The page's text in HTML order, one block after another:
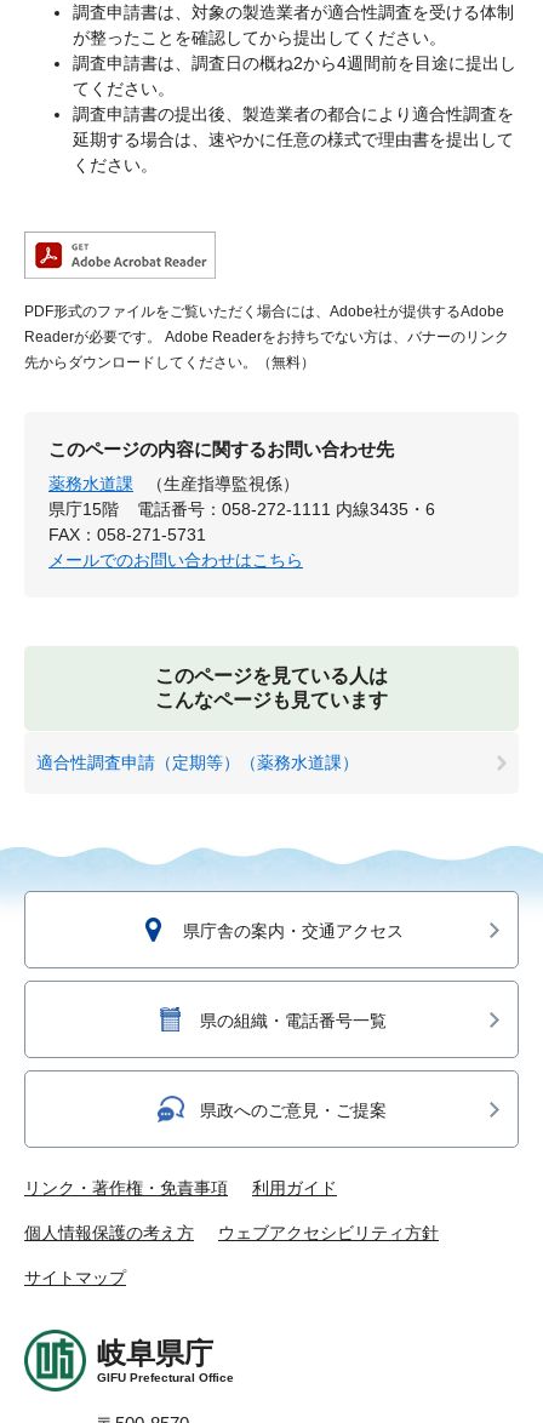
調査申請書は、対象の製造業者が適合性調査を受ける体制
が整ったことを確認してから提出してください。
調査申請書は、調査日の概ね2から4週間前を目途に提出し
てください。
調査申請書の提出後、製造業者の都合により適合性調査を
延期する場合は、速やかに任意の様式で理由書を提出して
ください。
PDF形式のファイルをご覧いただく場合には、Adobe社が提供するAdobe
Readerが必要です。
Adobe Readerをお持ちでない方は、バナーのリンク
先からダウンロードしてください。（無料）
このページの内容に関するお問い合わせ先
薬務水道課
（生産指導監視係）
県庁15階
電話番号：058-272-1111 内線3435・6
FAX：058-271-5731
メールでのお問い合わせはこちら
このページを見ている人は
こんなページも見ています
適合性調査申請（定期等）（薬務水道課）
県庁舎の案内・交通アクセス
県の組織・電話番号一覧
県政へのご意見・ご提案
リンク・著作権・免責事項 利用ガイド
個人情報保護の考え方 ウェブアクセシビリティ方針
サイトマップ
岐阜県庁
GIFU Prefectural Office